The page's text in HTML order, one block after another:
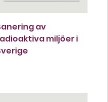
av
miljöer i